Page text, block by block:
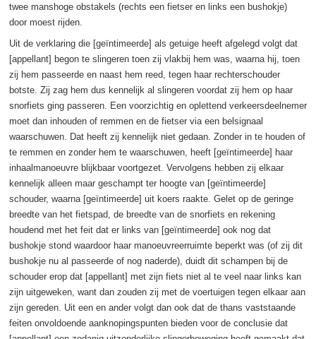
twee manshoge obstakels (rechts een fietser en links een bushokje)
door moest rijden.
Uit de verklaring die [geïntimeerde] als getuige heeft afgelegd volgt dat
[appellant] begon te slingeren toen zij vlakbij hem was, waarna hij, toen
zij hem passeerde en naast hem reed, tegen haar rechterschouder
botste. Zij zag hem dus kennelijk al slingeren voordat zij hem op haar
snorfiets ging passeren. Een voorzichtig en oplettend verkeersdeelnemer
moet dan inhouden of remmen en de fietser via een belsignaal
waarschuwen. Dat heeft zij kennelijk niet gedaan. Zonder in te houden of
te remmen en zonder hem te waarschuwen, heeft [geïntimeerde] haar
inhaalmanoeuvre blijkbaar voortgezet. Vervolgens hebben zij elkaar
kennelijk alleen maar geschampt ter hoogte van [geïntimeerde]
schouder, waarna [geïntimeerde] uit koers raakte. Gelet op de geringe
breedte van het fietspad, de breedte van de snorfiets en rekening
houdend met het feit dat er links van [geïntimeerde] ook nog dat
bushokje stond waardoor haar manoeuvreerruimte beperkt was (of zij dit
bushokje nu al passeerde of nog naderde), duidt dit schampen bij de
schouder erop dat [appellant] met zijn fiets niet al te veel naar links kan
zijn uitgeweken, want dan zouden zij met de voertuigen tegen elkaar aan
zijn gereden. Uit een en ander volgt dan ook dat de thans vaststaande
feiten onvoldoende aanknopingspunten bieden voor de conclusie dat